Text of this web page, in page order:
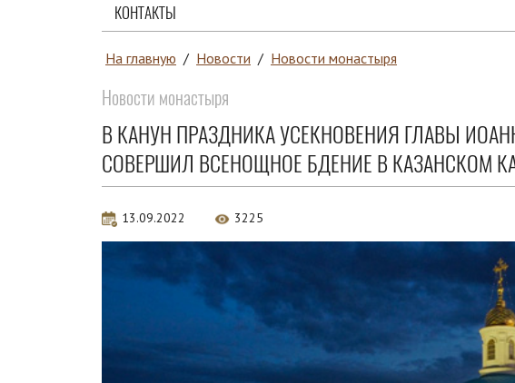
КОНТАКТЫ
На главную / Новости / Новости монастыря
Новости монастыря
В КАНУН ПРАЗДНИКА УСЕКНОВЕНИЯ ГЛАВЫ
СОВЕРШИЛ ВСЕНОЩНОЕ БДЕНИЕ В КАЗАНСКОМ
13.09.2022 3225